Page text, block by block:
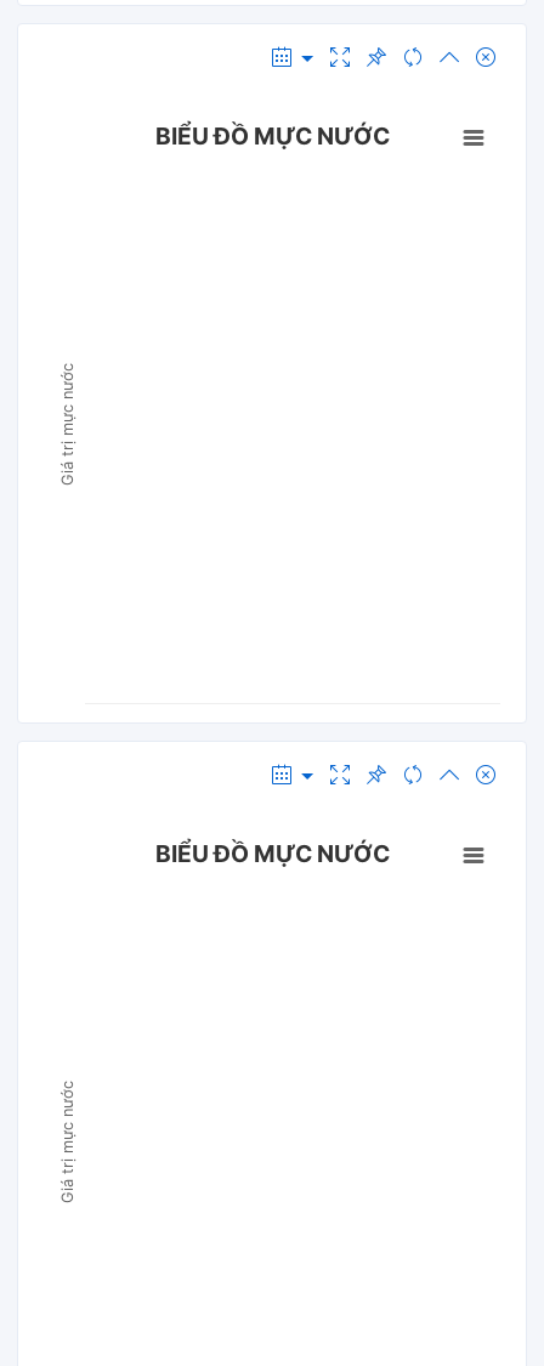
Giá trị mực nước
BIỂU ĐỒ MỰC NƯỚC
Giá trị mực nước
BIỂU ĐỒ MỰC NƯỚC